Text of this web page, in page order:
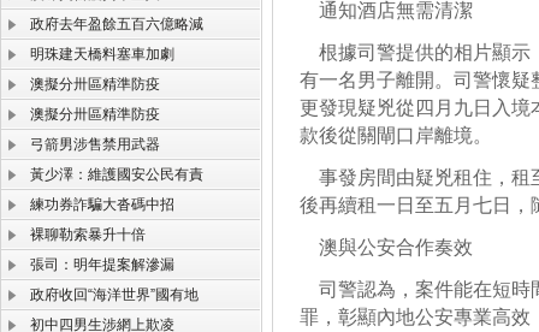
政府去年盈餘五百六億略減
明珠建天橋料塞車加劇
澳擬分卅區精準防疫
澳擬分卅區精準防疫
弓箭男涉售禁用武器
黃少澤：維護國安公民有責
練功券詐騙大沓碼中招
裸聊勒索暴升十倍
張司：明年提案解滲漏
政府收回“海洋世界”國有地
初中四男生涉網上欺凌
通知酒店無需清潔
根據司警提供的相片顯示
有一名男子離開。司警懷
更發現疑兇從四月九日入
款後從關閘口岸離境。
事發房間由疑兇租住，租
後再續租一日至五月七日，
澳與公安合作奏效
司警認為，案件能在短時
罪，彰顯內地公安專業高